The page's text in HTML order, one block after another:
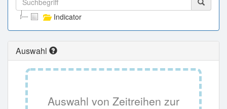
Indicator
Auswahl
Auswahl von Zeitreihen zur